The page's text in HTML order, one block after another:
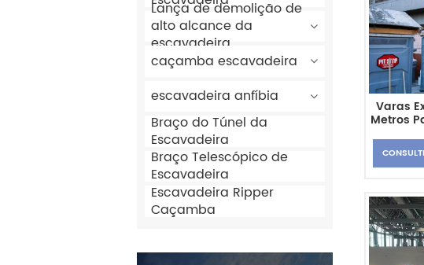
Lança de demolição de
alto alcance da
escavadeira
caçamba escavadeira
escavadeira anfíbia
Braço do Túnel da
Escavadeira
Braço Telescópico de
Escavadeira
Escavadeira Ripper
Caçamba
Varas
Metros
Braço